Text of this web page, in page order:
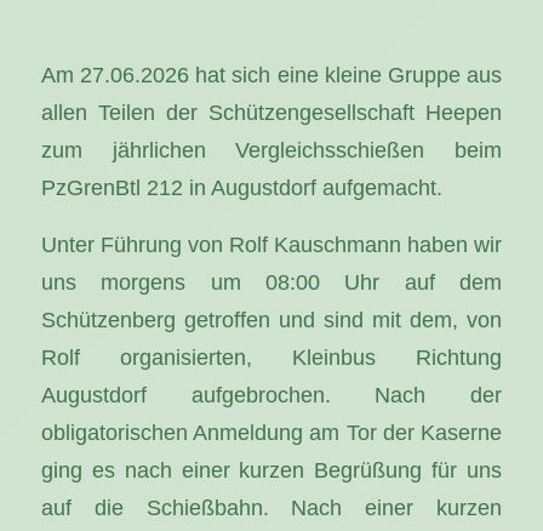
Am 27.06.2026 hat sich eine kleine Gruppe aus
allen Teilen der Schützengesellschaft Heepen
zum jährlichen Vergleichsschießen beim
PzGrenBtl 212 in Augustdorf aufgemacht.
Unter Führung von Rolf Kauschmann haben wir
uns morgens um 08:00 Uhr auf dem
Schützenberg getroffen und sind mit dem, von
Rolf organisierten, Kleinbus Richtung
Augustdorf aufgebrochen. Nach der
obligatorischen Anmeldung am Tor der Kaserne
ging es nach einer kurzen Begrüßung für uns
auf die Schießbahn. Nach einer kurzen